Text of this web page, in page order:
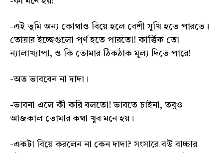
-এই তুমি অন্য কোথাও বিয়ে হলে বেশী সুখি হতে পারতে।
তোয়ার ইচ্ছেগুলো পূর্ণ হতে পারতো! কার্ত্তিক তো
ন্যালাখ্যাপা, ও কি তোমার ঠিকঠাক মূল্য দিতে পারে!
-অত ভাববেন না দাদা।
-ভাবনা এলে কী করি বলতো! ভাবতে চাইনা, তবুও
আজকাল তোমার কথা খুব মনে হয়।
-একটা বিয়ে করলেন না কেন দাদা? সংসারে বউ বাচ্চার